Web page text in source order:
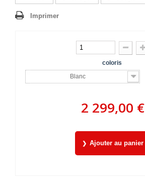
Imprimer
coloris
Blanc
2 299,00 €
Ajouter au panier